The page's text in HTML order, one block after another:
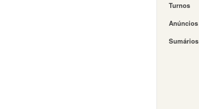
Turnos
Anúncios
Sumários